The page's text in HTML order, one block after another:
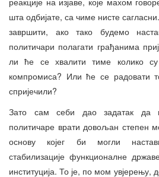
шта одбијате, са чиме нисте
завршити, ако тако будемо
политичари полагати грађанима
ли ће се хвалити тиме колико
компромиса? Или ће се радовати
спријечили?
Зато сам себи дао задатак да
политичаре врати довољан степен
основу којег би могли
стабилизације функционалне
институција. То је, по мом увјерењу,